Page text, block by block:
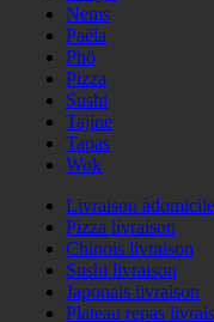
Nems
Paëla
Phö
Pizza
Sushi
Tajine
Tapas
Wok
Livraison àdomicile
Pizza livraison
Chinois livraison
Sushi livraison
Japonais livraison
Plateau repas